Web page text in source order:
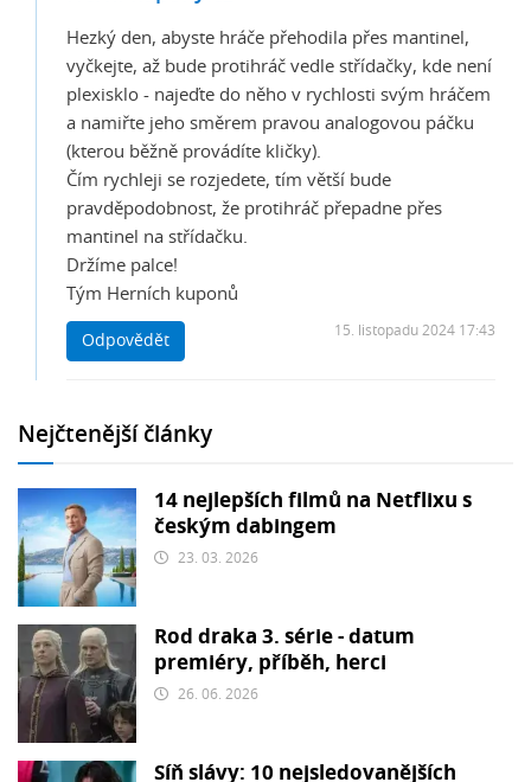
Hezký den, abyste hráče přehodila přes mantinel,
vyčkejte, až bude protihráč vedle střídačky, kde není
plexisklo - najeďte do něho v rychlosti svým hráčem
a namiřte jeho směrem pravou analogovou páčku
(kterou běžně provádíte kličky).
Čím rychleji se rozjedete, tím větší bude
pravděpodobnost, že protihráč přepadne přes
mantinel na střídačku.
Držíme palce!
Tým Herních kuponů
Odpovědět
15. listopadu 2024 17:43
Nejčtenější články
14 nejlepších filmů na Netflixu s
českým dabingem
23. 03. 2026
Rod draka 3. série - datum
premiéry, příběh, herci
26. 06. 2026
Síň slávy: 10 nejsledovanějších